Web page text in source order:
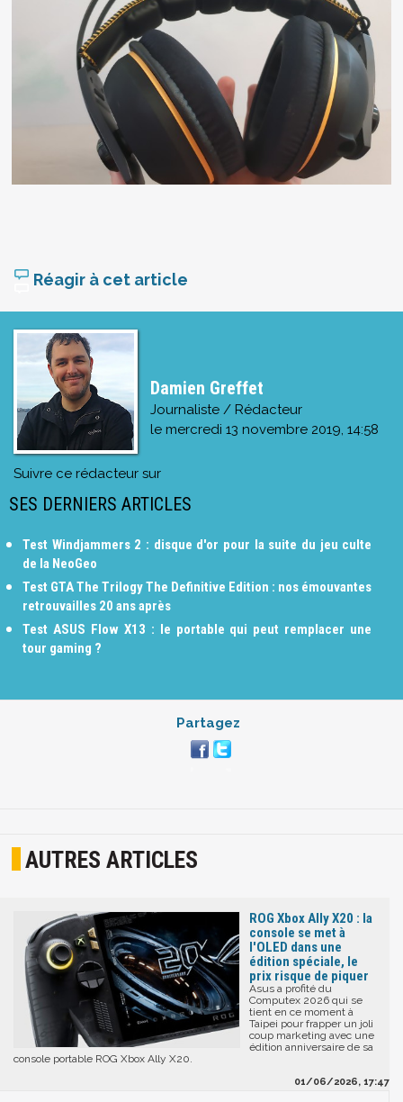
Réagir à cet article
Damien Greffet
Journaliste / Rédacteur
le mercredi 13 novembre 2019, 14:58
Suivre ce rédacteur sur
SES DERNIERS ARTICLES
Test Windjammers 2 : disque d'or pour la suite du jeu culte
de la NeoGeo
Test GTA The Trilogy The Definitive Edition : nos émouvantes
retrouvailles 20 ans après
Test ASUS Flow X13 : le portable qui peut remplacer une
tour gaming ?
Partagez
AUTRES ARTICLES
ROG Xbox Ally X20 : la
console se met à
l'OLED dans une
édition spéciale, le
prix risque de piquer
Asus a profité du
Computex 2026 qui se
tient en ce moment à
Taipei pour frapper un joli
coup marketing avec une
édition anniversaire de sa
console portable ROG Xbox Ally X20.
01/06/2026, 17:47